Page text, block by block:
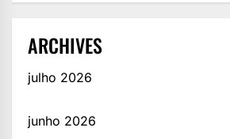
ARCHIVES
julho 2026
junho 2026